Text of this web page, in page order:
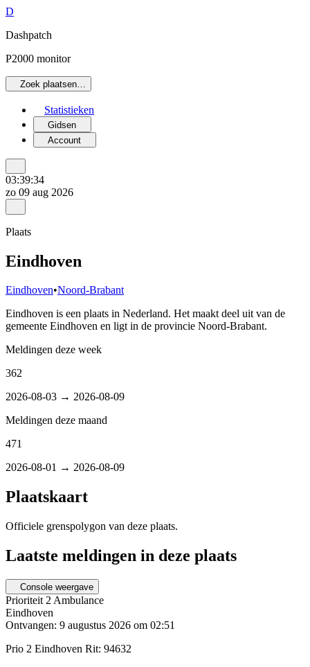
D
Dashpatch
P2000 monitor
Zoek plaatsen…
Statistieken
Gidsen
Account
03:39:34
zo 09 aug 2026
Plaats
Eindhoven
Eindhoven•Noord-Brabant
Eindhoven is een plaats in Nederland. Het maakt deel uit van de
gemeente Eindhoven en ligt in de provincie Noord-Brabant.
Meldingen deze week
362
2026-08-03 → 2026-08-09
Meldingen deze maand
471
2026-08-01 → 2026-08-09
Plaatskaart
Officiele grenspolygon van deze plaats.
Laatste meldingen in deze plaats
Console weergave
Prioriteit 2Ambulance
Eindhoven
Ontvangen: 9 augustus 2026 om 02:51
Prio 2 Eindhoven Rit: 94632